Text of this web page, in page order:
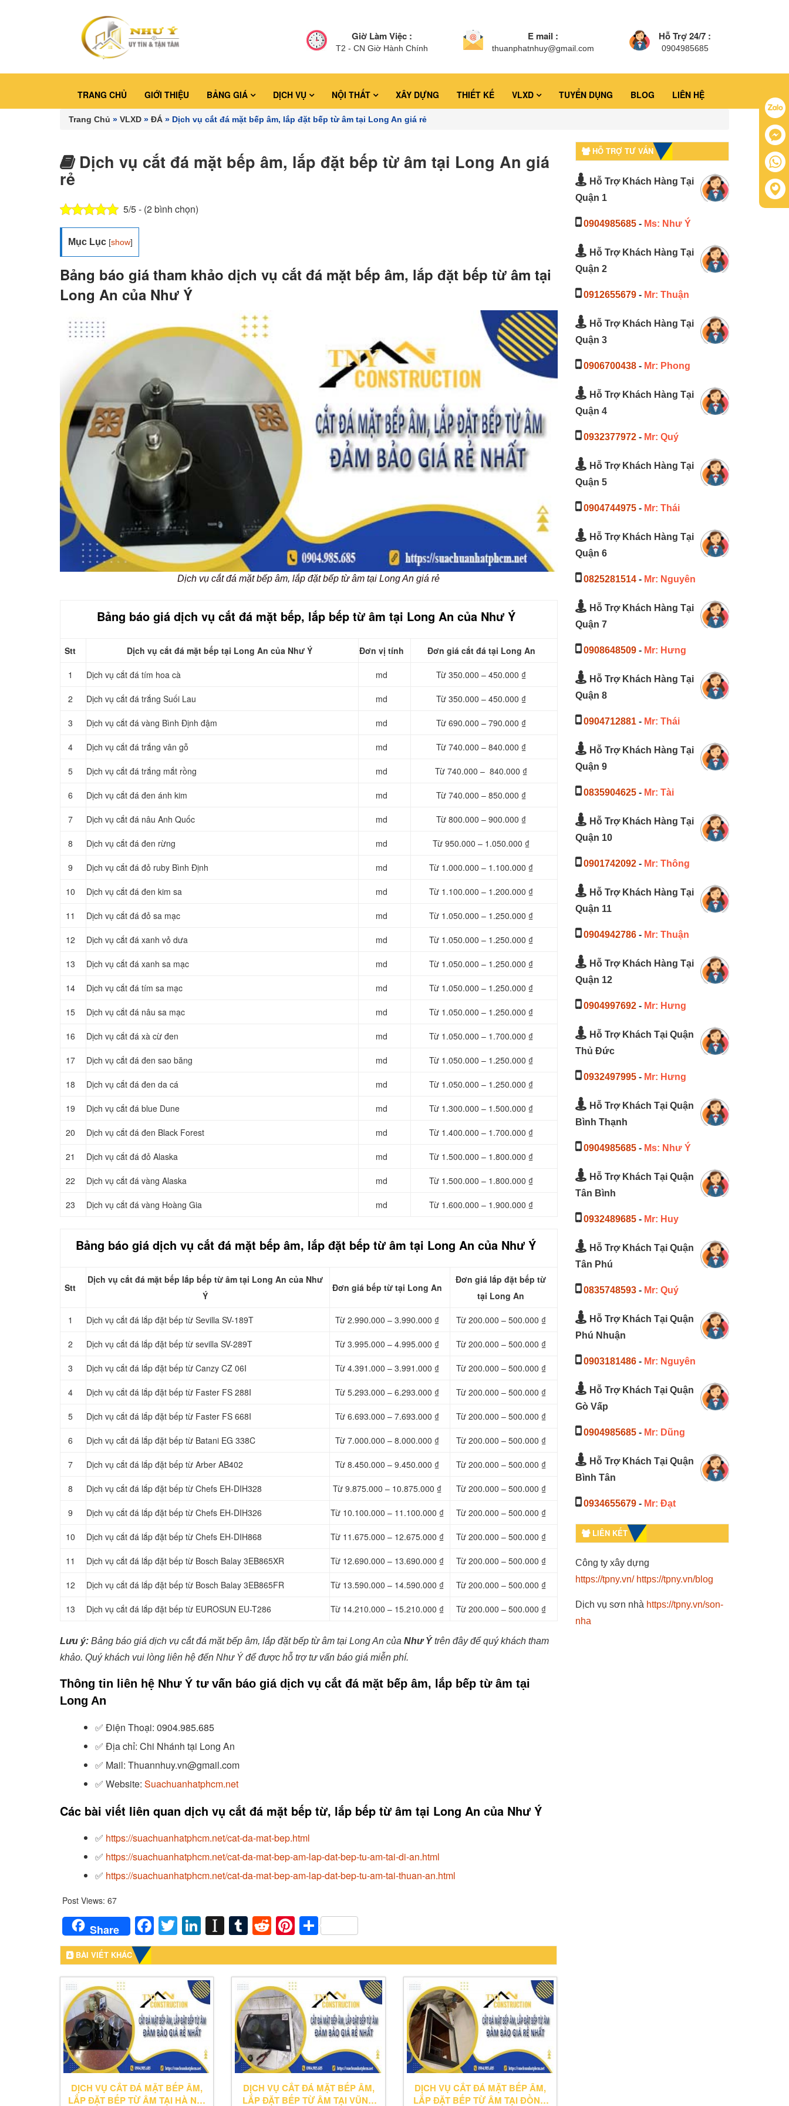
Giờ Làm Việc :
T2 - CN Giờ Hành Chính
E mail :
thuanphatnhuy@gmail.com
Hỗ Trợ 24/7 :
0904985685
TRANG CHỦ GIỚI THIỆU BẢNG GIÁ DỊCH VỤ NỘI THẤT XÂY DỰNG THIẾT KẾ VLXD TUYỂN DỤNG BLOG LIÊN HỆ
Trang Chủ » VLXD » ĐÁ » Dịch vụ cắt đá mặt bếp âm, lắp đặt bếp từ âm tại Long An giá rẻ
Dịch vụ cắt đá mặt bếp âm, lắp đặt bếp từ âm tại Long An giá
rẻ
5/5 - (2 bình chọn)
Mục Lục [show]
Bảng báo giá tham khảo dịch vụ cắt đá mặt bếp âm, lắp đặt bếp từ âm tại
Long An của Như Ý
Dịch vụ cắt đá mặt bếp âm, lắp đặt bếp từ âm tại Long An giá rẻ
Bảng báo giá dịch vụ cắt đá mặt bếp, lắp bếp từ âm tại Long An của Như Ý
Stt Dịch vụ cắt đá mặt bếp tại Long An của Như Ý Đơn vị tính Đơn giá cắt đá tại Long An
1 Dịch vụ cắt đá tím hoa cà md Từ 350.000 – 450.000 ₫
2 Dịch vụ cắt đá trắng Suối Lau md Từ 350.000 – 450.000 ₫
3 Dịch vụ cắt đá vàng Bình Định đậm md Từ 690.000 – 790.000 ₫
4 Dịch vụ cắt đá trắng vân gỗ md Từ 740.000 – 840.000 ₫
5 Dịch vụ cắt đá trắng mắt rồng md Từ 740.000 – 840.000 ₫
6 Dịch vụ cắt đá đen ánh kim md Từ 740.000 – 850.000 ₫
7 Dịch vụ cắt đá nâu Anh Quốc md Từ 800.000 – 900.000 ₫
8 Dịch vụ cắt đá đen rừng md Từ 950.000 – 1.050.000 ₫
9 Dịch vụ cắt đá đỏ ruby Bình Định md Từ 1.000.000 – 1.100.000 ₫
10 Dịch vụ cắt đá đen kim sa md Từ 1.100.000 – 1.200.000 ₫
11 Dịch vụ cắt đá đỏ sa mạc md Từ 1.050.000 – 1.250.000 ₫
12 Dịch vụ cắt đá xanh vỏ dưa md Từ 1.050.000 – 1.250.000 ₫
13 Dịch vụ cắt đá xanh sa mạc md Từ 1.050.000 – 1.250.000 ₫
14 Dịch vụ cắt đá tím sa mạc md Từ 1.050.000 – 1.250.000 ₫
15 Dịch vụ cắt đá nâu sa mạc md Từ 1.050.000 – 1.250.000 ₫
16 Dịch vụ cắt đá xà cừ đen md Từ 1.050.000 – 1.700.000 ₫
17 Dịch vụ cắt đá đen sao băng md Từ 1.050.000 – 1.250.000 ₫
18 Dịch vụ cắt đá đen da cá md Từ 1.050.000 – 1.250.000 ₫
19 Dịch vụ cắt đá blue Dune md Từ 1.300.000 – 1.500.000 ₫
20 Dịch vụ cắt đá đen Black Forest md Từ 1.400.000 – 1.700.000 ₫
21 Dịch vụ cắt đá đỏ Alaska md Từ 1.500.000 – 1.800.000 ₫
22 Dịch vụ cắt đá vàng Alaska md Từ 1.500.000 – 1.800.000 ₫
23 Dịch vụ cắt đá vàng Hoàng Gia md Từ 1.600.000 – 1.900.000 ₫
Bảng báo giá dịch vụ cắt đá mặt bếp âm, lắp đặt bếp từ âm tại Long An của Như Ý
Stt
Dịch vụ cắt đá mặt bếp lắp bếp từ âm tại Long An của Như
Ý
Đơn giá bếp từ tại Long An
Đơn giá lắp đặt bếp từ
tại Long An
1 Dịch vụ cắt đá lắp đặt bếp từ Sevilla SV-189T Từ 2.990.000 – 3.990.000 ₫ Từ 200.000 – 500.000 ₫
2 Dịch vụ cắt đá lắp đặt bếp từ sevilla SV-289T Từ 3.995.000 – 4.995.000 ₫ Từ 200.000 – 500.000 ₫
3 Dịch vụ cắt đá lắp đặt bếp từ Canzy CZ 06I Từ 4.391.000 – 3.991.000 ₫ Từ 200.000 – 500.000 ₫
4 Dịch vụ cắt đá lắp đặt bếp từ Faster FS 288I Từ 5.293.000 – 6.293.000 ₫ Từ 200.000 – 500.000 ₫
5 Dịch vụ cắt đá lắp đặt bếp từ Faster FS 668I Từ 6.693.000 – 7.693.000 ₫ Từ 200.000 – 500.000 ₫
6 Dịch vụ cắt đá lắp đặt bếp từ Batani EG 338C Từ 7.000.000 – 8.000.000 ₫ Từ 200.000 – 500.000 ₫
7 Dịch vụ cắt đá lắp đặt bếp từ Arber AB402 Từ 8.450.000 – 9.450.000 ₫ Từ 200.000 – 500.000 ₫
8 Dịch vụ cắt đá lắp đặt bếp từ Chefs EH-DIH328 Từ 9.875.000 – 10.875.000 ₫ Từ 200.000 – 500.000 ₫
9 Dịch vụ cắt đá lắp đặt bếp từ Chefs EH-DIH326 Từ 10.100.000 – 11.100.000 ₫ Từ 200.000 – 500.000 ₫
10 Dịch vụ cắt đá lắp đặt bếp từ Chefs EH-DIH868 Từ 11.675.000 – 12.675.000 ₫ Từ 200.000 – 500.000 ₫
11 Dịch vụ cắt đá lắp đặt bếp từ Bosch Balay 3EB865XR Từ 12.690.000 – 13.690.000 ₫ Từ 200.000 – 500.000 ₫
12 Dịch vụ cắt đá lắp đặt bếp từ Bosch Balay 3EB865FR Từ 13.590.000 – 14.590.000 ₫ Từ 200.000 – 500.000 ₫
13 Dịch vụ cắt đá lắp đặt bếp từ EUROSUN EU-T286 Từ 14.210.000 – 15.210.000 ₫ Từ 200.000 – 500.000 ₫
Lưu ý: Bảng báo giá dịch vụ cắt đá mặt bếp âm, lắp đặt bếp từ âm tại Long An của Như Ýtrên đây để quý khách tham
khảo. Quý khách vui lòng liên hệ đến Như Ý để được hỗ trợ tư vấn báo giá miễn phí.
Thông tin liên hệ Như Ý tư vấn báo giá dịch vụ cắt đá mặt bếp âm, lắp bếp từ âm tại
Long An
✅ Điện Thoại: 0904.985.685
✅ Địa chỉ: Chi Nhánh tại Long An
✅ Mail: Thuannhuy.vn@gmail.com
✅ Website: Suachuanhatphcm.net
Các bài viết liên quan dịch vụ cắt đá mặt bếp từ, lắp bếp từ âm tại Long An của Như Ý
✅ https://suachuanhatphcm.net/cat-da-mat-bep.html
✅ https://suachuanhatphcm.net/cat-da-mat-bep-am-lap-dat-bep-tu-am-tai-di-an.html
✅ https://suachuanhatphcm.net/cat-da-mat-bep-am-lap-dat-bep-tu-am-tai-thuan-an.html
Post Views: 67
Share Facebook
TwitterLinkedIn
Instapaper
Tumblr
Reddit
Pinterest
Share
BÀI VIẾT KHÁC
DỊCH VỤ CẮT ĐÁ MẶT BẾP ÂM,
LẮP ĐẶT BẾP TỪ ÂM TẠI HÀ NỘI
DỊCH VỤ CẮT ĐÁ MẶT BẾP ÂM,
LẮP ĐẶT BẾP TỪ ÂM TẠI VŨNG
DỊCH VỤ CẮT ĐÁ MẶT BẾP ÂM,
LẮP ĐẶT BẾP TỪ ÂM TẠI ĐỒNG
HỖ TRỢ TƯ VẤN
Hỗ Trợ Khách Hàng Tại
Quận 1
0904985685- Ms: Như Ý
Hỗ Trợ Khách Hàng Tại
Quận 2
0912655679- Mr: Thuận
Hỗ Trợ Khách Hàng Tại
Quận 3
0906700438- Mr: Phong
Hỗ Trợ Khách Hàng Tại
Quận 4
0932377972- Mr: Quý
Hỗ Trợ Khách Hàng Tại
Quận 5
0904744975- Mr: Thái
Hỗ Trợ Khách Hàng Tại
Quận 6
0825281514- Mr: Nguyên
Hỗ Trợ Khách Hàng Tại
Quận 7
0908648509- Mr: Hưng
Hỗ Trợ Khách Hàng Tại
Quận 8
0904712881- Mr: Thái
Hỗ Trợ Khách Hàng Tại
Quận 9
0835904625- Mr: Tài
Hỗ Trợ Khách Hàng Tại
Quận 10
0901742092- Mr: Thông
Hỗ Trợ Khách Hàng Tại
Quận 11
0904942786- Mr: Thuận
Hỗ Trợ Khách Hàng Tại
Quận 12
0904997692- Mr: Hưng
Hỗ Trợ Khách Tại Quận
Thủ Đức
0932497995- Mr: Hưng
Hỗ Trợ Khách Tại Quận
Bình Thạnh
0904985685- Ms: Như Ý
Hỗ Trợ Khách Tại Quận
Tân Bình
0932489685- Mr: Huy
Hỗ Trợ Khách Tại Quận
Tân Phú
0835748593- Mr: Quý
Hỗ Trợ Khách Tại Quận
Phú Nhuận
0903181486- Mr: Nguyên
Hỗ Trợ Khách Tại Quận
Gò Vấp
0904985685- Mr: Dũng
Hỗ Trợ Khách Tại Quận
Bình Tân
0934655679- Mr: Đạt
LIÊN KẾT
Công ty xây dựng
https://tpny.vn/ https://tpny.vn/blog
Dịch vụ sơn nhà https://tpny.vn/son-
nha